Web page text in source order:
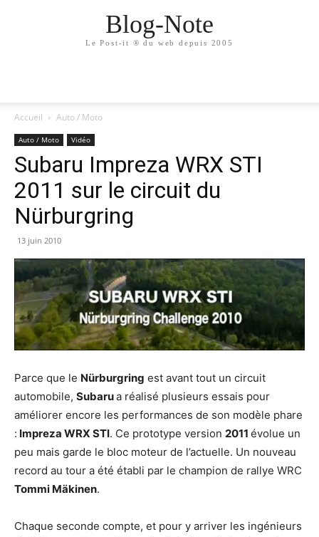
Blog-Note
Le Post-it ® du web depuis 2005
Accueil Auto / Moto
Auto / Moto Vidéo
Subaru Impreza WRX STI
2011 sur le circuit du
Nürburgring
13 juin 2010
Parce que le Nürburgring est avant tout un circuit
automobile, Subarua réalisé plusieurs essais pour
améliorer encore les performances de son modèle phare
: Impreza WRX STI. Ce prototype version 2011 évolue un
peu mais garde le bloc moteur de l’actuelle. Un nouveau
record au tour a été établi par le champion de rallye WRC
Tommi Mäkinen.
Chaque seconde compte, et pour y arriver les ingénieurs